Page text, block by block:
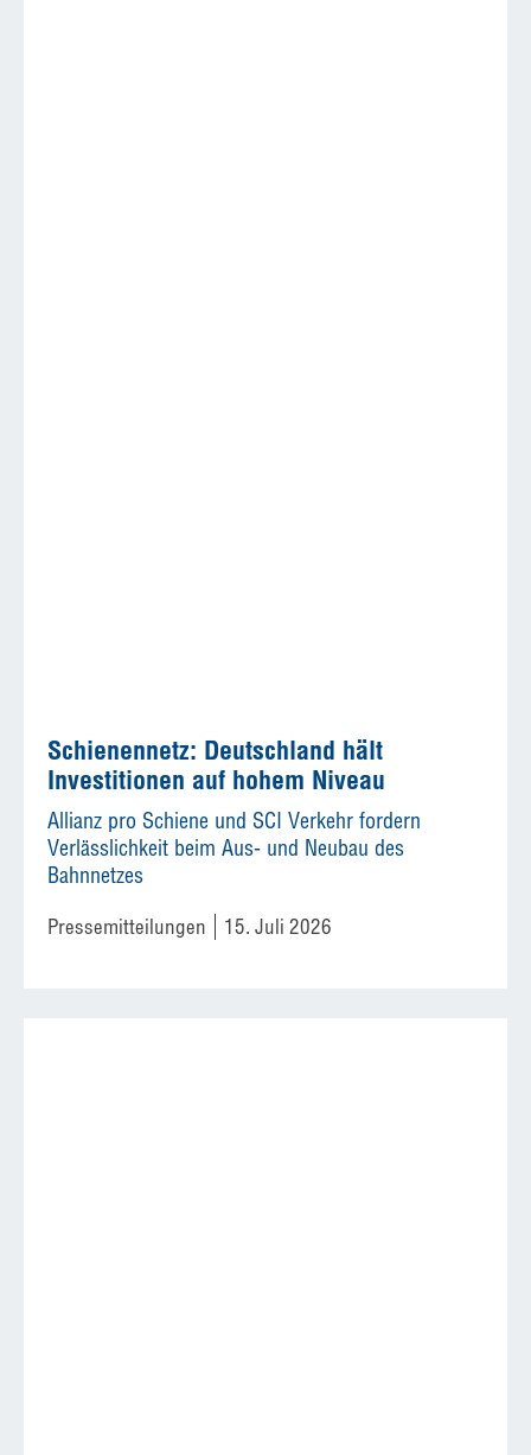
Schienennetz: Deutschland hält
Investitionen auf hohem Niveau
Allianz pro Schiene und SCI Verkehr fordern
Verlässlichkeit beim Aus- und Neubau des
Bahnnetzes
Pressemitteilungen 15. Juli 2026